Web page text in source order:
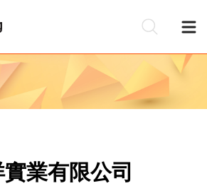
實業有限公司